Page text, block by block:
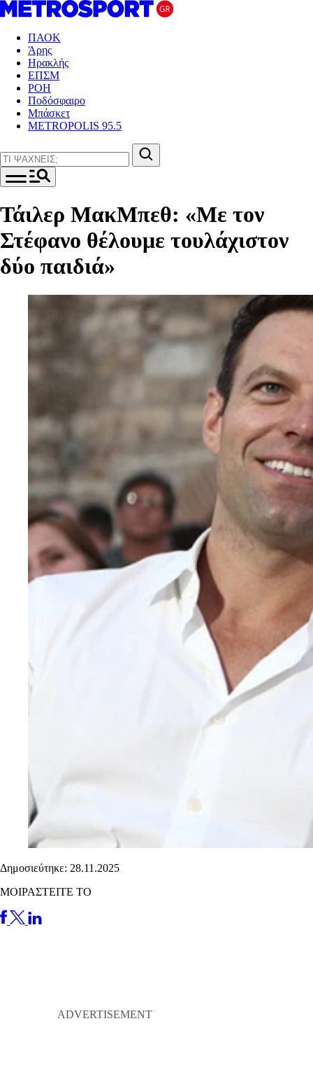
ΠΑΟΚ
Άρης
Ηρακλής
ΕΠΣΜ
ΡΟΗ
Ποδόσφαιρο
Μπάσκετ
METROPOLIS 95.5
Τάιλερ ΜακΜπεθ: «Με τον
Στέφανο θέλουμε τουλάχιστον
δύο παιδιά»
Δημοσιεύτηκε: 28.11.2025
ΜΟΙΡΑΣΤΕΙΤΕ ΤΟ